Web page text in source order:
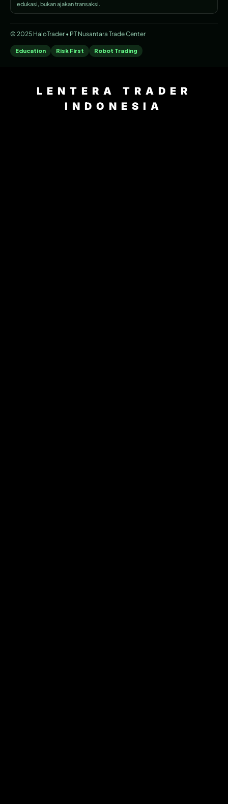
edukasi, bukan ajakan transaksi.
© 2025 HaloTrader • PT Nusantara Trade Center
Education Risk First Robot Trading
LENTERA TRADER
INDONESIA